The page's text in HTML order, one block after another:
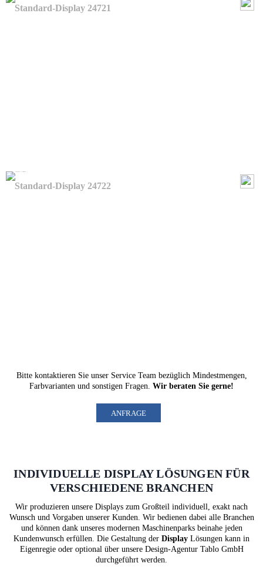
Standard-Display 24721
Standard-Display 24722
Bitte kontaktieren Sie unser Service Teambezüglich Mindestmengen,
Farbvarianten und sonstigen Fragen. Wir beraten Sie gerne!
ANFRAGE
INDIVIDUELLE DISPLAY LÖSUNGEN FÜR
VERSCHIEDENE BRANCHEN
Wir produzieren unsere Displays zum Großteil individuell, exakt nach
Wunsch und Vorgaben unserer Kunden. Wir bedienen dabei alle Branchen
und können dank unseres modernen Maschinenparks beinahe jeden
Kundenwunsch erfüllen. Die Gestaltung der Display Lösungen kann in
Eigenregie oder optional über unsere Design-Agentur Tablo GmbH
durchgeführt werden.